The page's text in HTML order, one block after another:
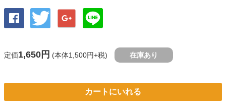
定価1,650円 (本体1,500円+税) 在庫あり
カートにいれる